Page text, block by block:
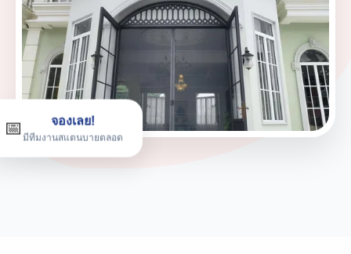
📅 จองเลย!
มีทีมงานสแตนบายตลอด